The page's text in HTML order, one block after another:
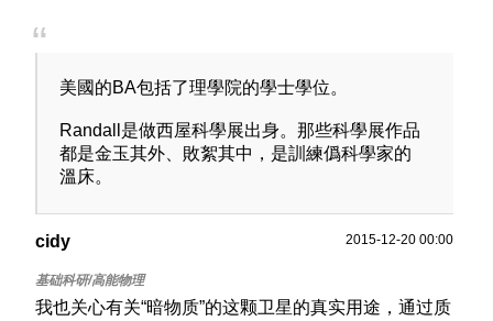
美國的BA包括了理學院的學士學位。
Randall是做西屋科學展出身。那些科學展作品
都是金玉其外、敗絮其中，是訓練僞科學家的
溫床。
cidy 2015-12-20 00:00
我也关心有关“暗物质”的这颗卫星的真实用途，通过质